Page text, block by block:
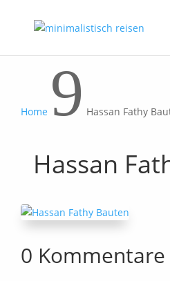
Home 9 Hassan Fathy
Hassan
0 Kommentare